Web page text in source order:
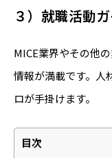
３）就職活動
MICE業界やその他
情報が満載です。人
ロが手掛けます。
目次